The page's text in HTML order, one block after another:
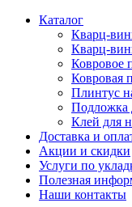
Каталог
Кварц-
Кварц-
Ковровое
Ковровая
Плинтус
Подложка
Клей для
Доставка и
Акции и скидки
Услуги по
Полезная
Наши контакты